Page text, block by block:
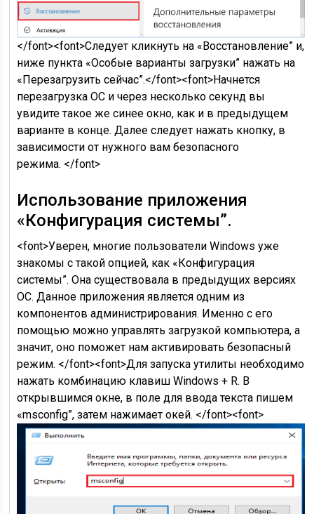
</font><font>Следует кликнуть на «Восстановление” и,
ниже пункта «Особые варианты загрузки” нажать на
«Перезагрузить сейчас”.</font><font>Начнется
перезагрузка ОС и через несколько секунд вы
увидите такое же синее окно, как и в предыдущем
варианте в конце. Далее следует нажать кнопку, в
зависимости от нужного вам безопасного
режима. </font>
Использование приложения
«Конфигурация системы”.
<font>Уверен, многие пользователи Windows уже
знакомы с такой опцией, как «Конфигурация
системы”. Она существовала в предыдущих версиях
ОС. Данное приложения является одним из
компонентов администрирования. Именно с его
помощью можно управлять загрузкой компьютера, а
значит, оно поможет нам активировать безопасный
режим. </font><font>Для запуска утилиты необходимо
нажать комбинацию клавиш Windows + R. В
открывшимся окне, в поле для ввода текста пишем
«msconfig”, затем нажимает окей. </font><font>